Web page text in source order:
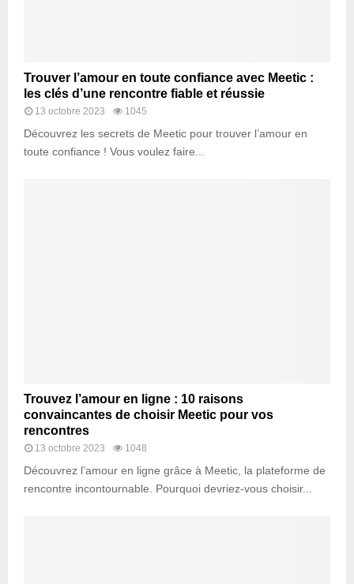
Trouver l’amour en toute confiance avec Meetic :
les clés d’une rencontre fiable et réussie
13 octobre 2023 1045
Découvrez les secrets de Meetic pour trouver l’amour en
toute confiance ! Vous voulez faire...
Trouvez l’amour en ligne : 10 raisons
convaincantes de choisir Meetic pour vos
rencontres
13 octobre 2023 1048
Découvrez l’amour en ligne grâce à Meetic, la plateforme de
rencontre incontournable. Pourquoi devriez-vous choisir...